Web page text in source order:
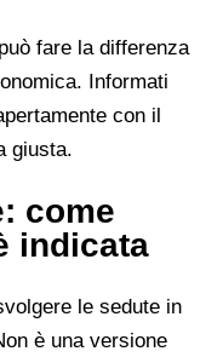
fare la differenza
Informati
con il
giusta.
come
indicata
le sedute in
è una versione